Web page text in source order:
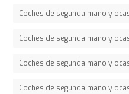
Coches de segunda mano y
Coches de segunda mano y
Coches de segunda mano y
Coches de segunda mano y